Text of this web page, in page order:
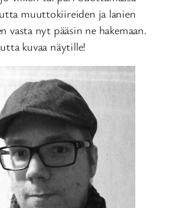
muuttokiireiden ja lanien
vasta nyt pääsin ne hakemaan.
kuvaa näytille!